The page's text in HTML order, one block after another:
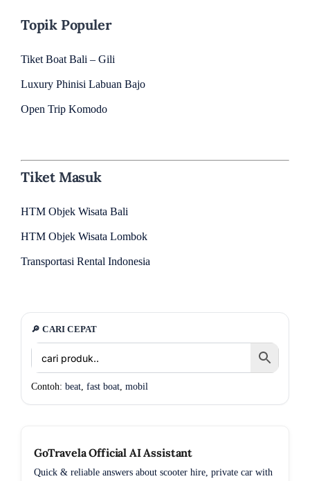
Topik Populer
Tiket Boat Bali – Gili
Luxury Phinisi Labuan Bajo
Open Trip Komodo
Tiket Masuk
HTM Objek Wisata Bali
HTM Objek Wisata Lombok
Transportasi Rental Indonesia
🔎 CARI CEPAT
Contoh: beat, fast boat, mobil
GoTravela Official AI Assistant
Quick & reliable answers about scooter hire, private car with